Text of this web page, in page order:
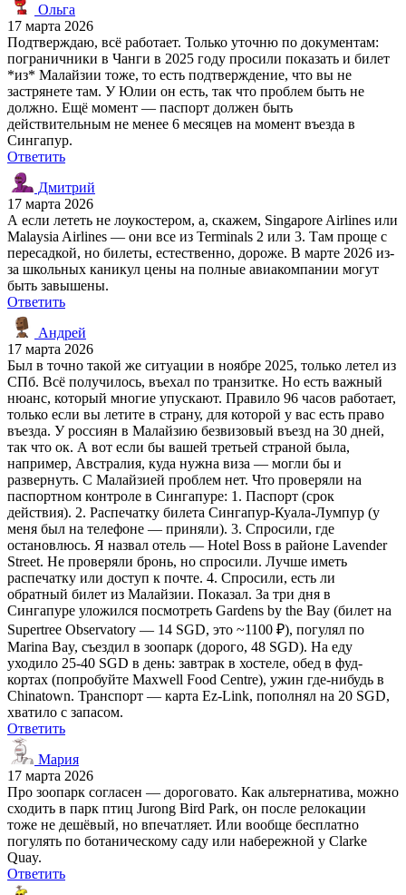
Ольга
17 марта 2026
Подтверждаю, всё работает. Только уточню по документам:
пограничники в Чанги в 2025 году просили показать и билет
*из* Малайзии тоже, то есть подтверждение, что вы не
застрянете там. У Юлии он есть, так что проблем быть не
должно. Ещё момент — паспорт должен быть
действительным не менее 6 месяцев на момент въезда в
Сингапур.
Ответить
Дмитрий
17 марта 2026
А если лететь не лоукостером, а, скажем, Singapore Airlines или
Malaysia Airlines — они все из Terminals 2 или 3. Там проще с
пересадкой, но билеты, естественно, дороже. В марте 2026 из-
за школьных каникул цены на полные авиакомпании могут
быть завышены.
Ответить
Андрей
17 марта 2026
Был в точно такой же ситуации в ноябре 2025, только летел из
СПб. Всё получилось, въехал по транзитке. Но есть важный
нюанс, который многие упускают. Правило 96 часов работает,
только если вы летите в страну, для которой у вас есть право
въезда. У россиян в Малайзию безвизовый въезд на 30 дней,
так что ок. А вот если бы вашей третьей страной была,
например, Австралия, куда нужна виза — могли бы и
развернуть. С Малайзией проблем нет. Что проверяли на
паспортном контроле в Сингапуре: 1. Паспорт (срок
действия). 2. Распечатку билета Сингапур-Куала-Лумпур (у
меня был на телефоне — приняли). 3. Спросили, где
остановлюсь. Я назвал отель — Hotel Boss в районе Lavender
Street. Не проверяли бронь, но спросили. Лучше иметь
распечатку или доступ к почте. 4. Спросили, есть ли
обратный билет из Малайзии. Показал. За три дня в
Сингапуре уложился посмотреть Gardens by the Bay (билет на
Supertree Observatory — 14 SGD, это ~1100 ₽), погулял по
Marina Bay, съездил в зоопарк (дорого, 48 SGD). На еду
уходило 25-40 SGD в день: завтрак в хостеле, обед в фуд-
кортах (попробуйте Maxwell Food Centre), ужин где-нибудь в
Chinatown. Транспорт — карта Ez-Link, пополнял на 20 SGD,
хватило с запасом.
Ответить
Мария
17 марта 2026
Про зоопарк согласен — дороговато. Как альтернатива, можно
сходить в парк птиц Jurong Bird Park, он после релокации
тоже не дешёвый, но впечатляет. Или вообще бесплатно
погулять по ботаническому саду или набережной у Clarke
Quay.
Ответить